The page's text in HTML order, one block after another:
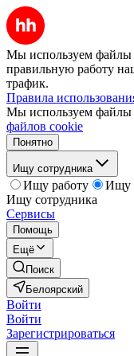
Мы используем файлы
правильную работу
трафик.
Правила
Мы используем файлы
файлов cookie
Понятно
Ищу сотрудника
Ищу работу
Ищу
Ищу сотрудника
Сервисы
Помощь
Ещё
Поиск
Белоярский
Войти
Войти
Зарегистрироваться